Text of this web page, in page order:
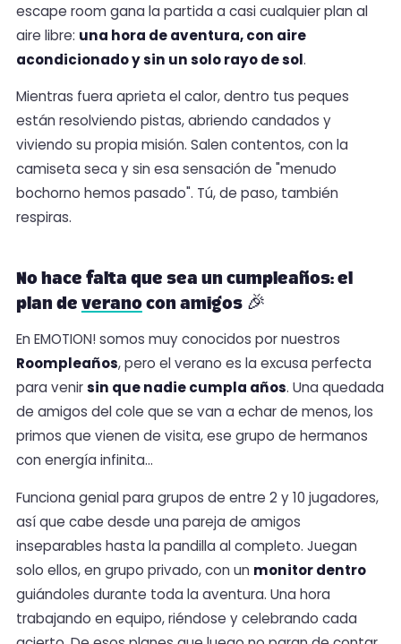
escape room gana la partida a casi cualquier plan al
aire libre: una hora de aventura, con aire
acondicionado y sin un solo rayo de sol.
Mientras fuera aprieta el calor, dentro tus peques
están resolviendo pistas, abriendo candados y
viviendo su propia misión. Salen contentos, con la
camiseta seca y sin esa sensación de "menudo
bochorno hemos pasado". Tú, de paso, también
respiras.
No hace falta que sea un cumpleaños: el
plan deveranocon amigos 🎉
En EMOTION! somos muy conocidos por nuestros
Roompleaños, pero el verano es la excusa perfecta
para venirsin que nadie cumpla años. Una quedada
de amigos del cole que se van a echar de menos, los
primos que vienen de visita, ese grupo de hermanos
con energía infinita…
Funciona genial para grupos de entre 2 y 10 jugadores,
así que cabe desde una pareja de amigos
inseparables hasta la pandilla al completo. Juegan
solo ellos, en grupo privado, con un monitor dentro
guiándoles durante toda la aventura. Una hora
trabajando en equipo, riéndose y celebrando cada